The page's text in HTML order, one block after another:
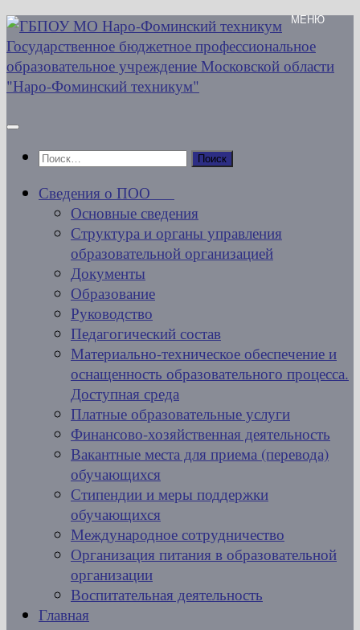
Перейти
к
содержимому
Найти:
Сведения о ПОО
Основные сведения
Структура и органы управления
образовательной организацией
Документы
Образование
Руководство
Педагогический состав
Материально-техническое обеспечение и
оснащенность образовательного процесса.
Доступная среда
Платные образовательные услуги
Финансово-хозяйственная деятельность
Вакантные места для приема (перевода)
обучающихся
Стипендии и меры поддержки
обучающихся
Международное сотрудничество
Организация питания в образовательной
организации
Воспитательная деятельность
Главная